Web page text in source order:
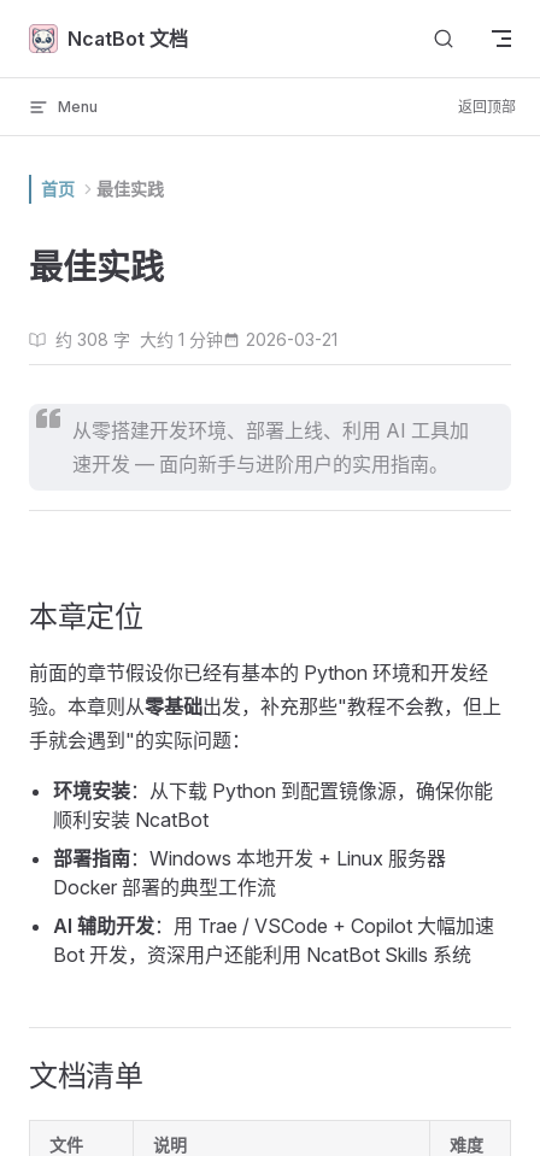
Skip to content
NcatBot 文档
Menu 返回顶部
首页 最佳实践
最佳实践
约 308 字 大约 1 分钟 2026-03-21
从零搭建开发环境、部署上线、利用 AI 工具加
速开发 — 面向新手与进阶用户的实用指南。
本章定位
前面的章节假设你已经有基本的 Python 环境和开发经
验。本章则从零基础出发，补充那些"教程不会教，但上
手就会遇到"的实际问题：
环境安装：从下载 Python 到配置镜像源，确保你能
顺利安装 NcatBot
部署指南：Windows 本地开发 + Linux 服务器
Docker 部署的典型工作流
AI 辅助开发：用 Trae / VSCode + Copilot 大幅加速
Bot 开发，资深用户还能利用 NcatBot Skills 系统
文档清单
文件 说明 难度